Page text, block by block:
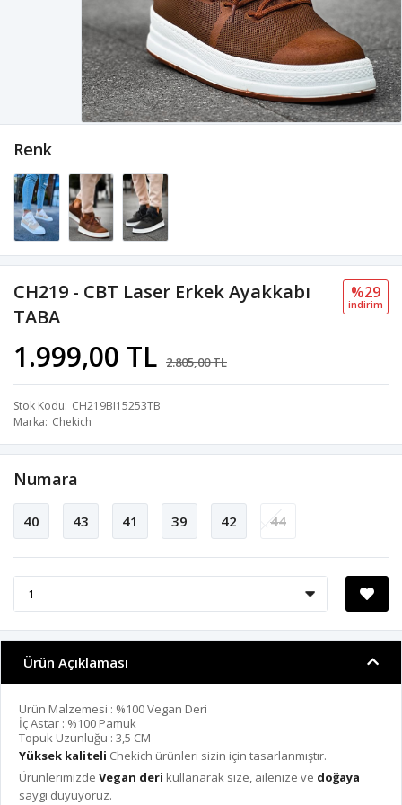
CH219 - CBT Laser Erkek Ayakkabı
TABA
1.999,00 TL 2.805,00 TL
%29
i̇ndi̇ri̇m
Stok Kodu CH219BI15253TB
Marka Chekich
Renk
Numara
40 43 41 39 42 44
Ürün Açıklaması
Ürün Malzemesi : %100 Vegan Deri
İç Astar : %100 Pamuk
Topuk Uzunluğu : 3,5 CM
Yüksek kaliteli Chekich ürünleri sizin için tasarlanmıştır.
Ürünlerimizde Vegan deri kullanarak size, ailenize ve doğaya
saygı duyuyoruz.